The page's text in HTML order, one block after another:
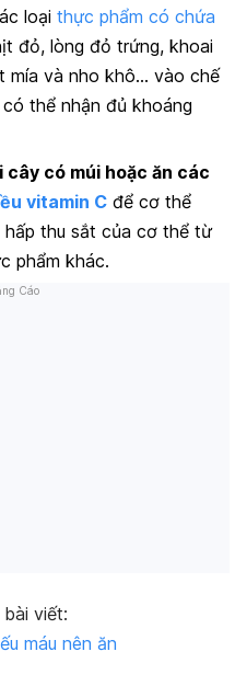
loại thực phẩm có chứa
đỏ, lòng đỏ trứng, khoai
mía và nho khô… vào chế
thể nhận đủ khoáng
có múi hoặc ăn các
vitamin C để cơ thể
thu sắt của cơ thể từ
phẩm khác.
Cáo
viết:
máu nên ăn